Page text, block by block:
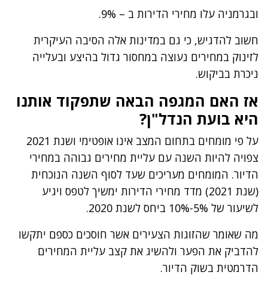
ובגרמניה עלו מחירי הדירות ב – 9%.
חשוב להדגיש, כי גם במדינות אלה הסיבה העיקרית
לזינוק במחירים נעוצה במחסור גדול בהיצע ובעלייה
ניכרת בביקוש.
אז האם המגפה הבאה שתפקוד אותנו
היא בועת הנדל"ן?
על פי מומחים בתחום המצב אינו אופטימי ושנת 2021
צפויה להיות השנה עם עליית מחירים גבוהה במחירי
הדיור. המומחים מעריכים שעד לסוף השנה הנוכחית
(שנת 2021) מדד מחירי הדירות ימשיך לטפס ויגיע
לשיעור של 5%-10% ביחס לשנת 2020.
מה שאומר שהזוגות הצעירים אשר חוסכים כספם יתקשו
להדביק את הפער ולהשיג את קצב עליית המחירים
הדרמטית בשוק הדיור.